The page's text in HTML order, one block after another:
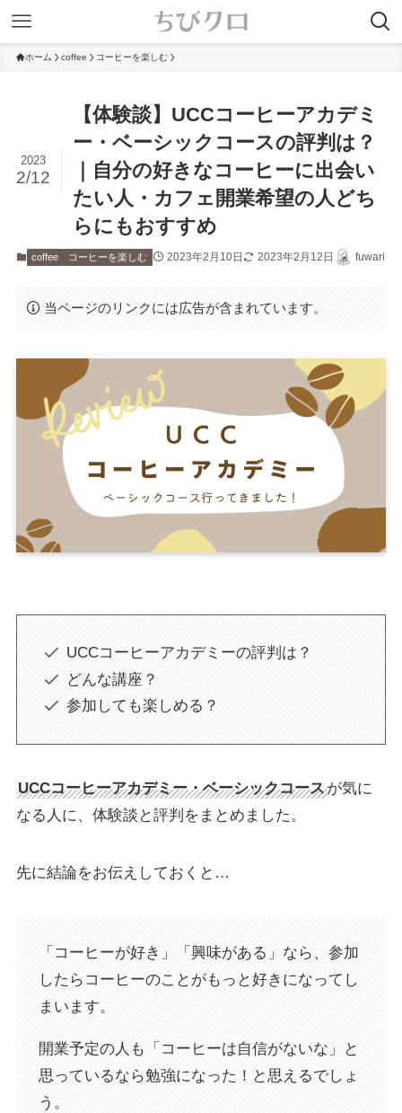
ホーム coffee コーヒーを楽しむ
【体験談】UCCコーヒーアカデミ
ー・ベーシックコースの評判は？
｜自分の好きなコーヒーに出会い
たい人・カフェ開業希望の人どち
らにもおすすめ
2023
2/12
coffee コーヒーを楽しむ 2023年2月10日 2023年2月12日 fuwari
当ページのリンクには広告が含まれています。
UCCコーヒーアカデミーの評判は？
どんな講座？
参加しても楽しめる？
UCCコーヒーアカデミー・ベーシックコースが気に
なる人に、体験談と評判をまとめました。
先に結論をお伝えしておくと…
「コーヒーが好き」「興味がある」なら、参加
したらコーヒーのことがもっと好きになってし
まいます。
開業予定の人も「コーヒーは自信がないな」と
思っているなら勉強になった！と思えるでしょ
う。